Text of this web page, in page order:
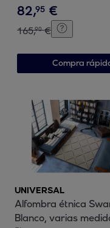
82,95 €
165,90 €
Compra
UNIVERSAL
Alfombra étnica
Blanco, varias